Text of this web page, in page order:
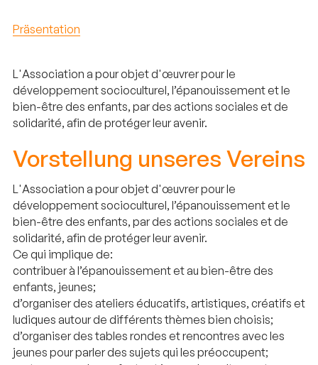
Präsentation
L'Association a pour objet d'œuvrer pour le
développement socioculturel, l’épanouissement et le
bien-être des enfants, par des actions sociales et de
solidarité, afin de protéger leur avenir.
Vorstellung unseres Vereins
L'Association a pour objet d'œuvrer pour le
développement socioculturel, l’épanouissement et le
bien-être des enfants, par des actions sociales et de
solidarité, afin de protéger leur avenir.
Ce qui implique de:
contribuer à l’épanouissement et au bien-être des
enfants, jeunes;
d’organiser des ateliers éducatifs, artistiques, créatifs et
ludiques autour de différents thèmes bien choisis;
d’organiser des tables rondes et rencontres avec les
jeunes pour parler des sujets qui les préoccupent;